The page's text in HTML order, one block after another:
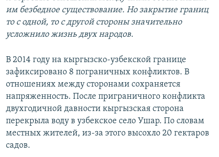
им безбедное существование. Но закрытие границ
то с одной, то с другой стороны значительно
усложнило жизнь двух народов.
В 2014 году на кыргызско-узбекской границе
зафиксировано 8 пограничных конфликтов. В
отношениях между сторонами сохраняется
напряженность. После приграничного конфликта
двухгодичной давности кыргызская сторона
перекрыла воду в узбекское село Ушар. По словам
местных жителей, из-за этого высохло 20 гектаров
садов.